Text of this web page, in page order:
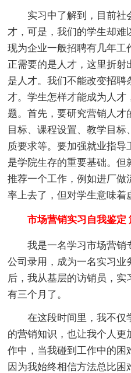
实习中了解到，目前社
才，可是，我们的学生却难
现为企业一般招聘有几年
正需要的是人才，这里折
是人才。我们不能改变招聘
才。学生怎样才能成为人才
题。首先，要研究营销人才
目标、课程设置、教学目
质要求等。要加强就业指
是学院生存的重要基础。但
推荐一个工作，例如进厂做
率上去了，但对学生意味着
市场营销实习自我鉴定
我是一名学习市场营销
公司录用，成为一名实习业
后，我从基层的访销员，
有三个月了。
在这段时间里，我不仅
的营销知识，也让我个人更
作中，当我碰到工作中的困
因为我始终相信方法总比困